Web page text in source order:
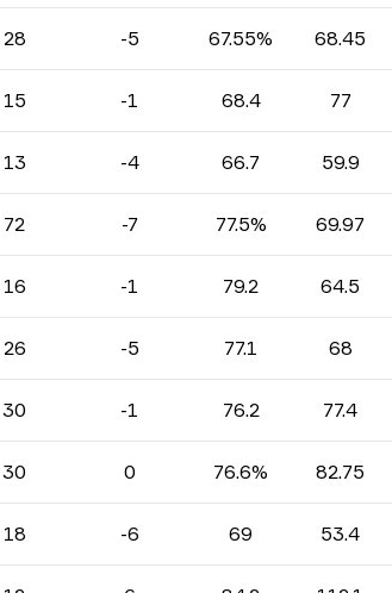
28 -5 67.55% 68.45
15 -1 68.4 77
13 -4 66.7 59.9
72 -7 77.5% 69.97
16 -1 79.2 64.5
26 -5 77.1 68
30 -1 76.2 77.4
30 0 76.6% 82.75
18 -6 69 53.4